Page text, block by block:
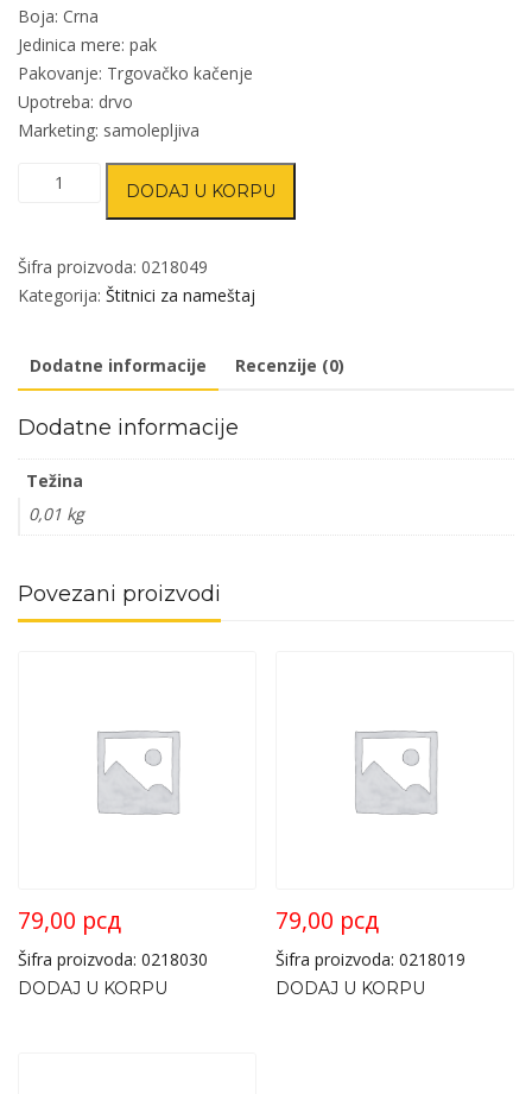
Boja: Crna
Jedinica mere: pak
Pakovanje: Trgovačko kačenje
Upotreba: drvo
Marketing: samolepljiva
Podloška
nameštaj
FK02
(12kom)
količina
DODAJ U KORPU
Šifra proizvoda: 0218049
Kategorija: Štitnici za nameštaj
Dodatne informacije Recenzije (0)
Dodatne informacije
Težina
0,01 kg
Povezani proizvodi
79,00 рсд
Šifra proizvoda: 0218030
DODAJ U KORPU
79,00 рсд
Šifra proizvoda: 0218019
DODAJ U KORPU